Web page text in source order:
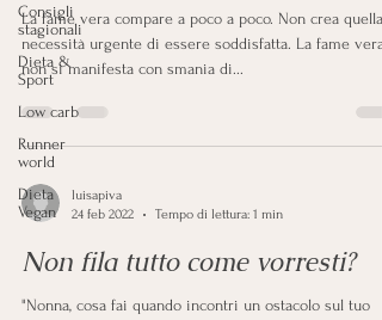
Consigli
stagionali
Dieta &
Sport
Low carb
Runner
world
Dieta
Vegan
La fame vera compare a poco a poco. Non crea quella
necessità urgente di essere soddisfatta. La fame vera
non si manifesta con smania di...
luisapiva
24 feb 2022
Tempo di lettura: 1 min
Non fila tutto come vorresti?
"Nonna, cosa fai quando incontri un ostacolo sul tuo